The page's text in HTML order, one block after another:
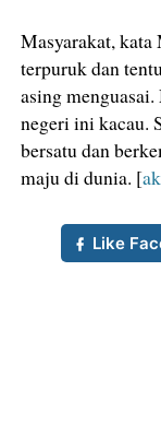
Masyarakat,
terpuruk dan
asing
negeri ini kacau.
bersatu dan
maju di dunia. [
Like